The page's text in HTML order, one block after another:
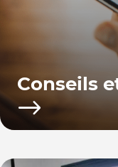
Conseils